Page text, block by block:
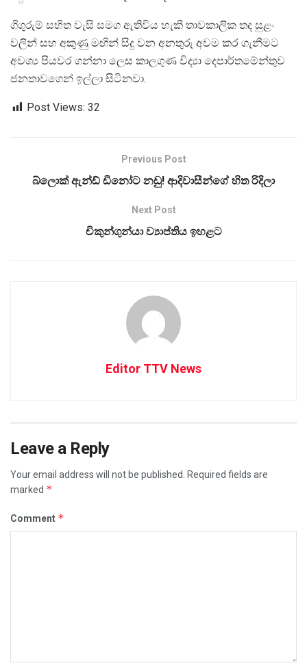
ගිගුරුම් සහිත වැසි සමග ඇතිවිය හැකි තාවකාලික තද සුළං
වලින් සහ අකුණු මඟින් සිදු වන අනතුරු අවම කර ගැනීමට
අවශ්‍ය පියවර ගන්නා ලෙස කාලගුණ විද්‍යා දෙපාර්තමේන්තුව
ජනතාවගෙන් ඉල්ලා සිටිනවා.
Post Views: 32
Previous Post
බ්ලොක් ඇන්ඩ් ඩීනෝට නඩු! ආදිවාසීන්ගේ හිත රිදිලා
Next Post
චිකුන්ගුන්යා ව්‍යාප්තිය ඉහළට
Editor TTV News
Leave a Reply
Your email address will not be published. Required fields are
marked *
Comment *